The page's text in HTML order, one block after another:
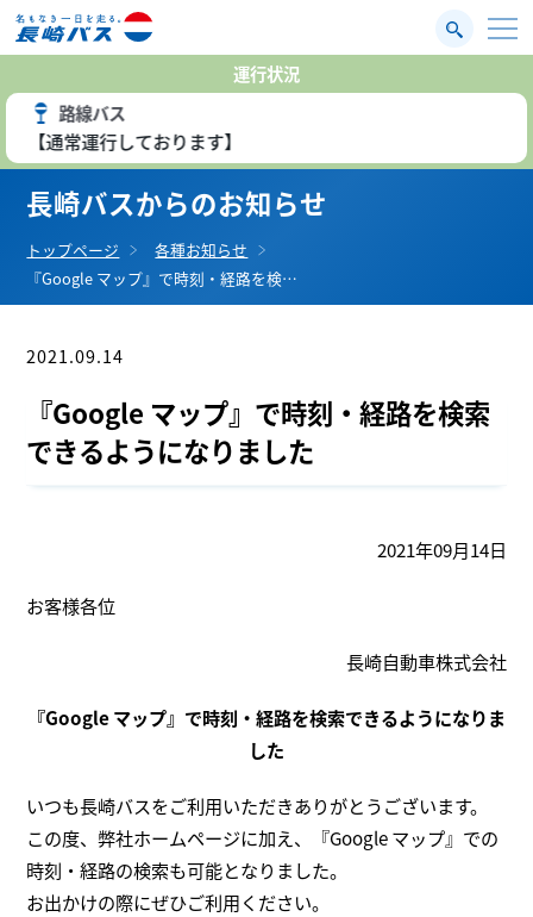
運行状況
路線バス
【通常運行しております】
長崎バスからのお知らせ
トップページ
各種お知らせ
『Google マップ』で時刻・経路を検…
2021.09.14
『Google マップ』で時刻・経路を検索
できるようになりました
2021年09月14日
お客様各位
長崎自動車株式会社
『Google マップ』で時刻・経路を検索できるようになりま
した
いつも長崎バスをご利用いただきありがとうございます。
この度、弊社ホームページに加え、『Google マップ』での
時刻・経路の検索も可能となりました。
お出かけの際にぜひご利用ください。